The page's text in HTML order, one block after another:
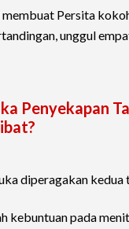
Persita
unggul
Penyekapan
diperagakan
kebuntuan pada